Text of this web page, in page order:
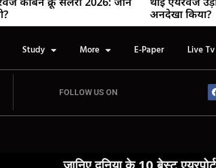
अनदेखा किया?
Study More E-Paper Live Tv
FOLLOW US ON
जानिए दुनिया के 10 बेस्ट एयरपोर्ट 2026, 30-